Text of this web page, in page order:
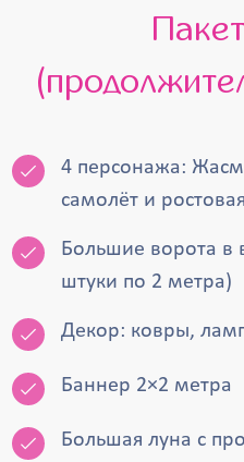
Пакет «VIP»
4 персонажа:
самолёт и
Большие ворота в
штуки по 2 метра)
Декор: ковры,
Баннер 2×2 метра
Большая луна с